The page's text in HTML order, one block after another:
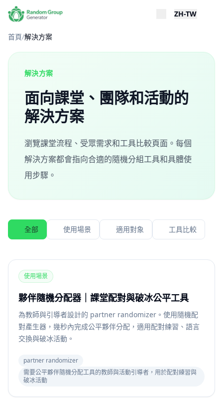
ZH-TW
首頁/解決方案
解決方案
面向課堂、團隊和活動的
解決方案
瀏覽課堂流程、受眾需求和工具比較頁面。每個
解決方案都會指向合適的隨機分組工具和具體使
用步驟。
全部 使用場景 適用對象 工具比較
使用場景
夥伴隨機分配器｜課堂配對與破冰公平工具
為教師與引導者設計的 partner randomizer。使用隨機配
對產生器，幾秒內完成公平夥伴分配，適用配對練習、語言
交換與破冰活動。
partner randomizer
需要公平夥伴隨機分配工具的教師與活動引導者，用於配對練習與
破冰活動